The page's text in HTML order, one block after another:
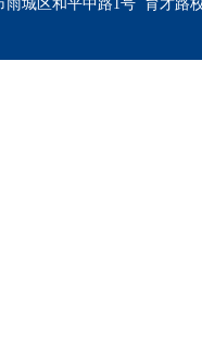
雨城区和平中路1号 育才路